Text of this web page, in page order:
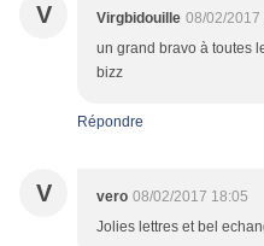
V Virgbidouille 08/02/2017
un grand bravo à toutes
bizz
Répondre
V vero 08/02/2017 18:05
Jolies lettres et bel